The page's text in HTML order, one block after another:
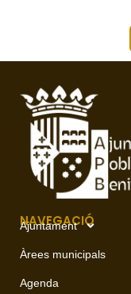
NAVEGACIÓ
Ajuntament
Àrees municipals
Agenda